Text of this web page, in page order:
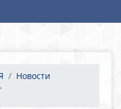
Новости